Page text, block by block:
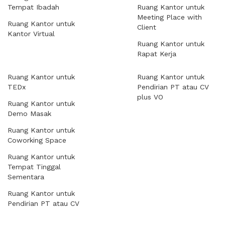
Tempat Ibadah
Ruang Kantor untuk
Kantor Virtual
Ruang Kantor untuk
Meeting Place with
Client
Ruang Kantor untuk
Rapat Kerja
Ruang Kantor untuk
TEDx
Ruang Kantor untuk
Demo Masak
Ruang Kantor untuk
Coworking Space
Ruang Kantor untuk
Tempat Tinggal
Sementara
Ruang Kantor untuk
Pendirian PT atau CV
Ruang Kantor untuk
Pendirian PT atau CV
plus VO